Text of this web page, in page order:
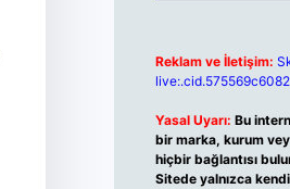
Reklam ve İletişim:
Yasal Uyarı: Bu
bir marka, kurum
hiçbir bağlantısı
Sitede yalnızca kendi